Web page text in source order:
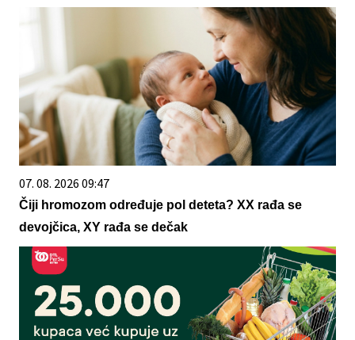
07. 08. 2026 09:47
Čiji hromozom određuje pol deteta? XX rađa se
devojčica, XY rađa se dečak